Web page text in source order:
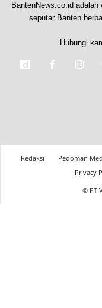
BantenNews.co.id
seputar Banten
Hubungi
Redaksi Pedoman
Privacy
© PT